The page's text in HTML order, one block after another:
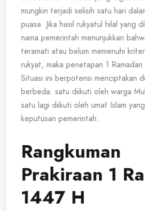
mungkin terjadi selisih satu hari
puasa. Jika hasil rukyatul hilal yang
nama pemerintah menunjukkan
teramati atau belum memenuhi
rukyat, maka penetapan 1
Situasi ini berpotensi menciptakan
berbeda: satu diikuti oleh warga
satu lagi diikuti oleh umat Islam
keputusan pemerintah.
Rangkuman
Prakiraan 1
1447 H